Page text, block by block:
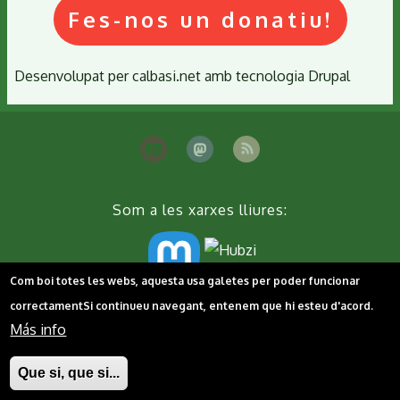
Fes-nos un donatiu!
Desenvolupat percalbasi.net amb tecnologia Drupal
Som a les xarxes lliures:
Peu Cookies Política de privacitat
Com boi totes les webs, aquesta usa galetes per poder funcionar
correctamentSi continueu navegant, entenem que hi esteu d'acord.
Más info
Que si, que si...